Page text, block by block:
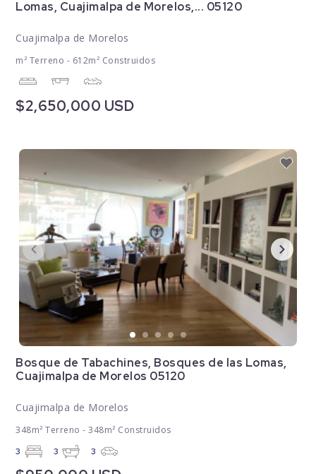
Lomas, Cuajimalpa de Morelos,... 05120
Cuajimalpa de Morelos
m² Terreno - 612m² Construidos
$2,650,000 USD
Bosque de Tabachines, Bosques de las Lomas,
Cuajimalpa de Morelos 05120
Cuajimalpa de Morelos
348m² Terreno - 348m² Construidos
3 3 3